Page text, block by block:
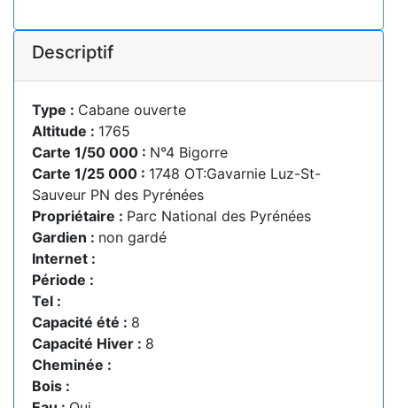
Descriptif
Type : Cabane ouverte
Altitude : 1765
Carte 1/50 000 : N°4 Bigorre
Carte 1/25 000 : 1748 OT:Gavarnie Luz-St-
Sauveur PN des Pyrénées
Propriétaire : Parc National des Pyrénées
Gardien : non gardé
Internet :
Période :
Tel :
Capacité été : 8
Capacité Hiver : 8
Cheminée :
Bois :